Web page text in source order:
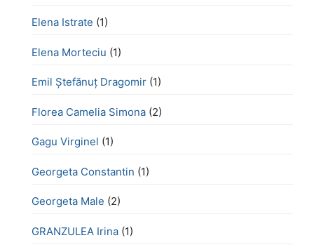
Elena Istrate (1)
Elena Morteciu (1)
Emil Ștefănuț Dragomir (1)
Florea Camelia Simona (2)
Gagu Virginel (1)
Georgeta Constantin (1)
Georgeta Male (2)
GRANZULEA Irina (1)